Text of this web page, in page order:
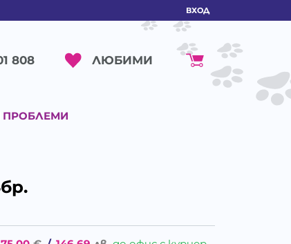
ВХОД
808 ЛЮБИМИ
ПРОБЛЕМИ